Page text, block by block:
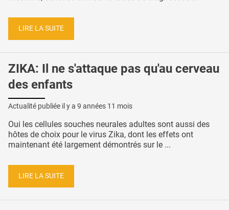
LIRE LA SUITE
ZIKA: Il ne s'attaque pas qu'au cerveau
des enfants
Actualité publiée il y a 9 années 11 mois
Oui les cellules souches neurales adultes sont aussi des
hôtes de choix pour le virus Zika, dont les effets ont
maintenant été largement démontrés sur le ...
LIRE LA SUITE